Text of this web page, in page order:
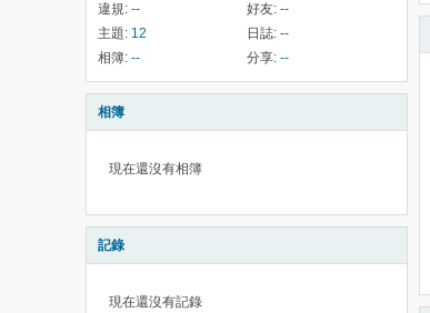
違規: -- 好友: --
主題: 12 日誌: --
相簿: -- 分享: --
相簿
現在還沒有相簿
記錄
現在還沒有記錄